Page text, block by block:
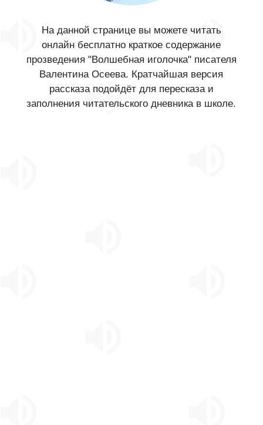
На данной странице вы можете читать
онлайн бесплатно краткое содержание
прозведения "Волшебная иголочка" писателя
Валентина Осеева. Кратчайшая версия
рассказа подойдёт для пересказа и
заполнения читательского дневника в школе.